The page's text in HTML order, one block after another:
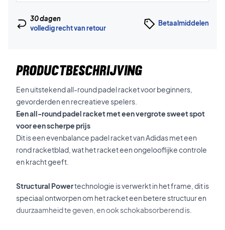
30 dagen
volledig recht van retour
Betaalmiddelen
PRODUCTBESCHRIJVING
Een uitstekend all-round padel racket voor beginners,
gevorderden en recreatieve spelers.
Een all-round padel racket met een vergrote sweet spot
voor een scherpe prijs
Dit is een evenbalance padel racket van Adidas met een
rond racketblad, wat het racket een ongelooflijke controle
en kracht geeft.
Structural Powertechnologie is verwerkt in het frame, dit is
speciaal ontworpen om het racket een betere structuur en
duurzaamheid te geven, en ook schokabsorberend is.